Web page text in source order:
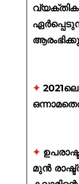
✦
✦
മുൻ